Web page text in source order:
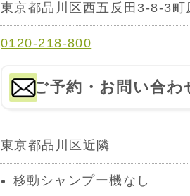
東京都品川区西五反田3-8-3町
0120-218-800
ご予約・お問い合わ
東京都品川区近隣
移動シャンプー機なし